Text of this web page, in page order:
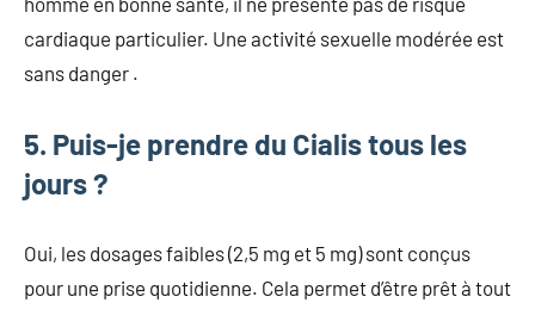
cardiaque particulier. Une activité sexuelle modérée est
sans danger .
5. Puis-je prendre du Cialis tous les
jours ?
Oui, les dosages faibles (2,5 mg et 5 mg) sont conçus
pour une prise quotidienne. Cela permet d’être prêt à tout